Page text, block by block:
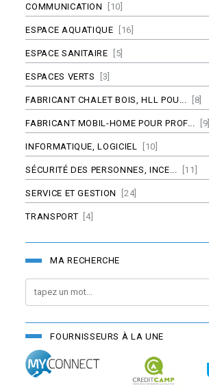
COMMUNICATION [10]
ESPACE AQUATIQUE [16]
ESPACE SANITAIRE [5]
ESPACES VERTS [3]
FABRICANT CHALET BOIS, HLL POU... [8]
FABRICANT MOBIL-HOME POUR PROF... [9]
INFORMATIQUE, LOGICIEL [10]
SÉCURITÉ DES PERSONNES, INCE... [11]
SERVICE ET GESTION [24]
TRANSPORT [4]
MA RECHERCHE
FOURNISSEURS À LA UNE